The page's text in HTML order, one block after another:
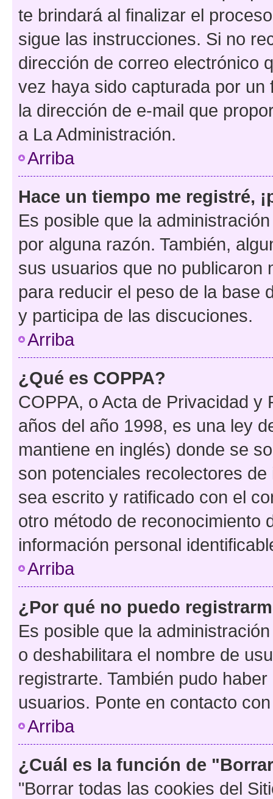
te brindará al finalizar el
sigue las instrucciones. Si no
dirección de correo electrónico
vez haya sido capturada por
la dirección de e-mail que
a La Administración.
Arriba
Hace un tiempo me registré,
Es posible que la
por alguna razón. También,
sus usuarios que no publicaron
para reducir el peso de la base
y participa de las discuciones.
Arriba
¿Qué es COPPA?
COPPA, o Acta de Privacidad
años del año 1998, es una ley
mantiene en inglés) donde se
son potenciales recolectores
sea escrito y ratificado con el
otro método de reconocimiento
información personal
Arriba
¿Por qué no puedo
Es posible que la
o deshabilitara el nombre de
registrarte. También pudo
usuarios. Ponte en contacto
Arriba
¿Cuál es la función de
"Borrar todas las cookies del